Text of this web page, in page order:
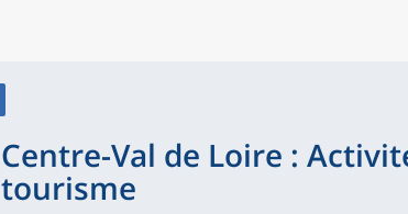
Centre-Val de Loire :
tourisme